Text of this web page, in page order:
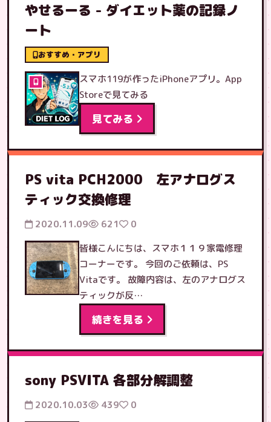
やせるーる - ダイエット薬の記録ノ
ート
おすすめ・アプリ
スマホ119が作ったiPhoneアプリ。App
Storeで見てみる
見てみる
PS vita PCH2000 左アナログス
ティック交換修理
2020.11.09 621
0
皆様こんにちは、スマホ１１９家電修理
コーナーです。 今回のご依頼は、PS
Vitaです。 故障内容は、左のアナログス
ティックが反…
続きを見る
sony PSVITA 各部分解調整
2020.10.03 439
0